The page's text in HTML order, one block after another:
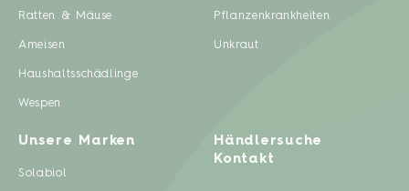
Ratten & Mäuse
Ameisen
Haushaltsschädlinge
Wespen
Pflanzenkrankheiten
Unkraut
Unsere Marken
Solabiol
Händlersuche
Kontakt